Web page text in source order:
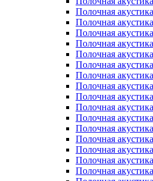
Полочная
Полочная
Полочная
Полочная
Полочная
Полочная
Полочная
Полочная
Полочная
Полочная
Полочная
Полочная
Полочная
Полочная
Полочная
Полочная